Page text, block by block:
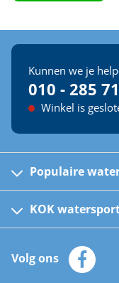
Kunnen we je
010 - 285
Winkel is
Populaire
Kinder
Automatische
Zeilkleding
Zonnepanelen
KOK
Klantenservice
Merken
Volg ons